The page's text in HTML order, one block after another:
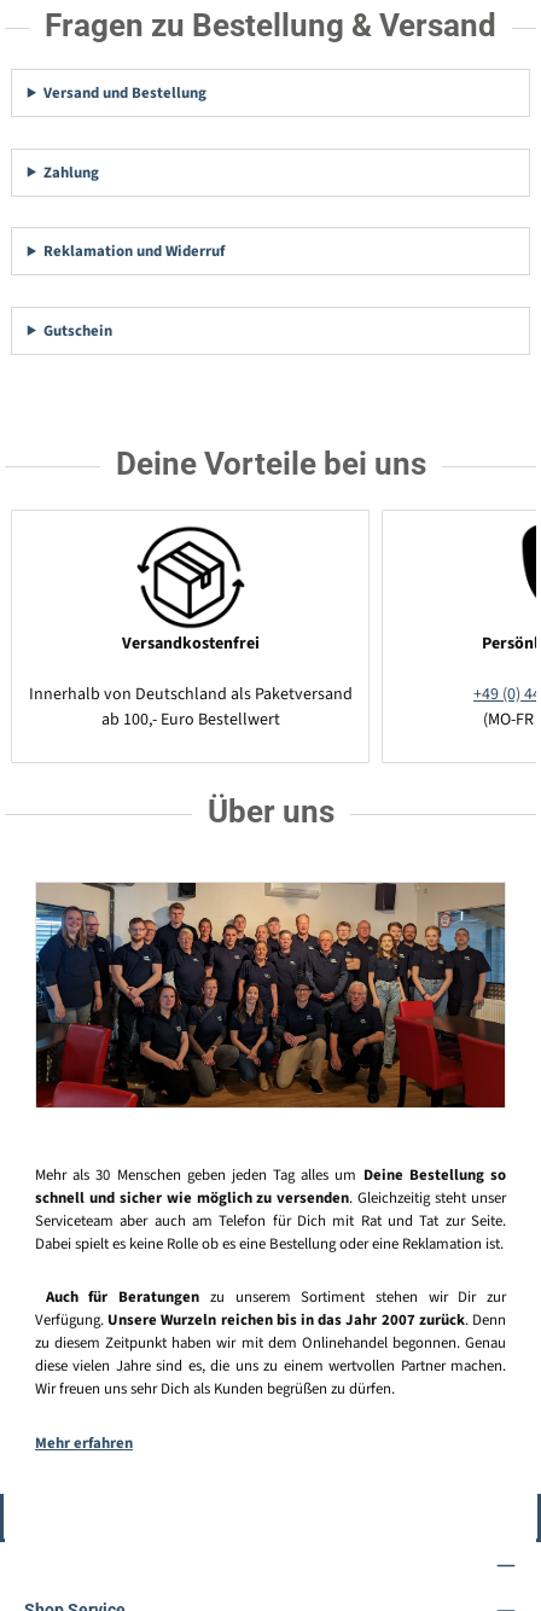
Fragen zu Bestellung & Versand
Versand und Bestellung
Zahlung
Reklamation und Widerruf
Gutschein
Deine Vorteile bei uns
Versandkostenfrei
Innerhalb von Deutschland als Paketversand
ab 100,- Euro Bestellwert
+49 (0)
(MO-
Über uns
Mehr als 30 Menschen geben jeden Tag alles um Deine Bestellung so
schnell und sicher wie möglich zu versenden. Gleichzeitig steht unser
Serviceteam aber auch am Telefon für Dich mit Rat und Tat zur Seite.
Dabei spielt es keine Rolle ob es eine Bestellung oder eine Reklamation ist.
Auch für Beratungen zu unserem Sortiment stehen wir Dir zur
Verfügung. Unsere Wurzeln reichen bis in das Jahr 2007 zurück. Denn
zu diesem Zeitpunkt haben wir mit dem Onlinehandel begonnen. Genau
diese vielen Jahre sind es, die uns zu einem wertvollen Partner machen.
Wir freuen uns sehr Dich als Kunden begrüßen zu dürfen.
Mehr erfahren